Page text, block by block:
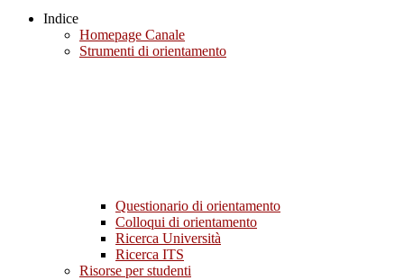
Indice
Homepage Canale
Strumenti di orientamento
Questionario di orientamento
Colloqui di orientamento
Ricerca Università
Ricerca ITS
Risorse per studenti